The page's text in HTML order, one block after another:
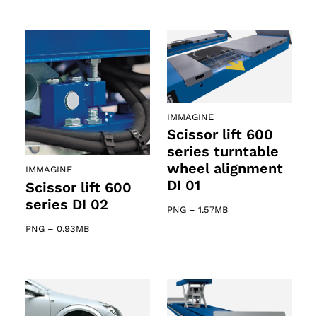
IMMAGINE
Scissor lift 600
series DI 02
PNG – 0.93MB
IMMAGINE
Scissor lift 600
series turntable
wheel alignment
DI 01
PNG – 1.57MB